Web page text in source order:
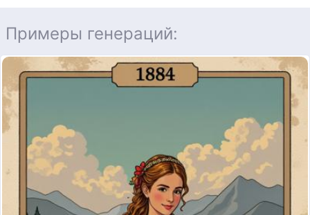
Примеры генераций: